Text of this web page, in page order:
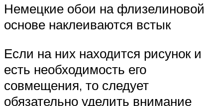
Немецкие обои на флизелиновой
основе наклеиваются встык
Если на них находится рисунок и
есть необходимость его
совмещения, то следует
обязательно уделить внимание